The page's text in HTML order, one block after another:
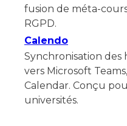
fusion de méta-
RGPD.
Calendo
Synchronisation des
vers Microsoft
Calendar. Conçu
universités.